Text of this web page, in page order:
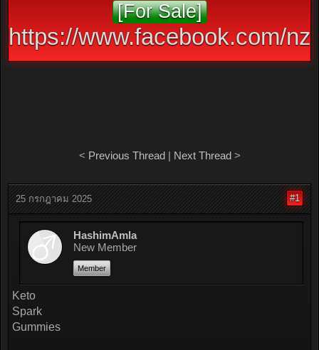
[For Sale]
https://www.facebook.com/
< Previous Thread| Next Thread>
25 กรกฎาคม 2025 #1
HashimAmla
New Member
Member
Keto
Spark
Gummies